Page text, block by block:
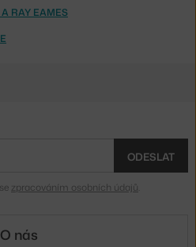
RAY EAMES
ODESLAT
zpracováním osobních údajů
O nás